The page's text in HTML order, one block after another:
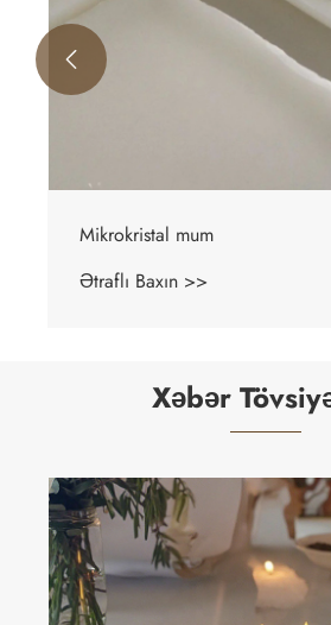
Mikrokristal mum
Ətraflı Baxın >>

Xəbər